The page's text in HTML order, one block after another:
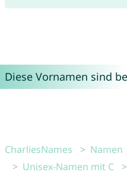
Diese Vornamen sind
CharliesNames Namen
Unisex-Namen mit C